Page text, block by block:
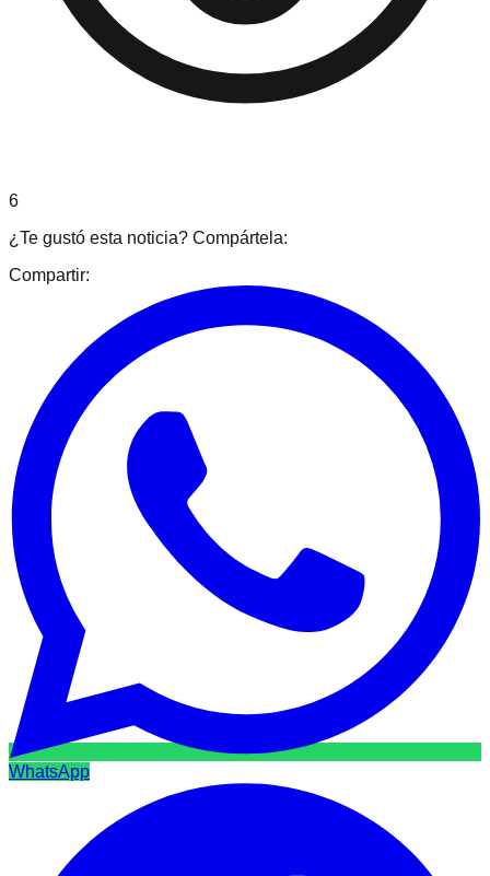
6
¿Te gustó esta noticia? Compártela:
Compartir:
WhatsApp